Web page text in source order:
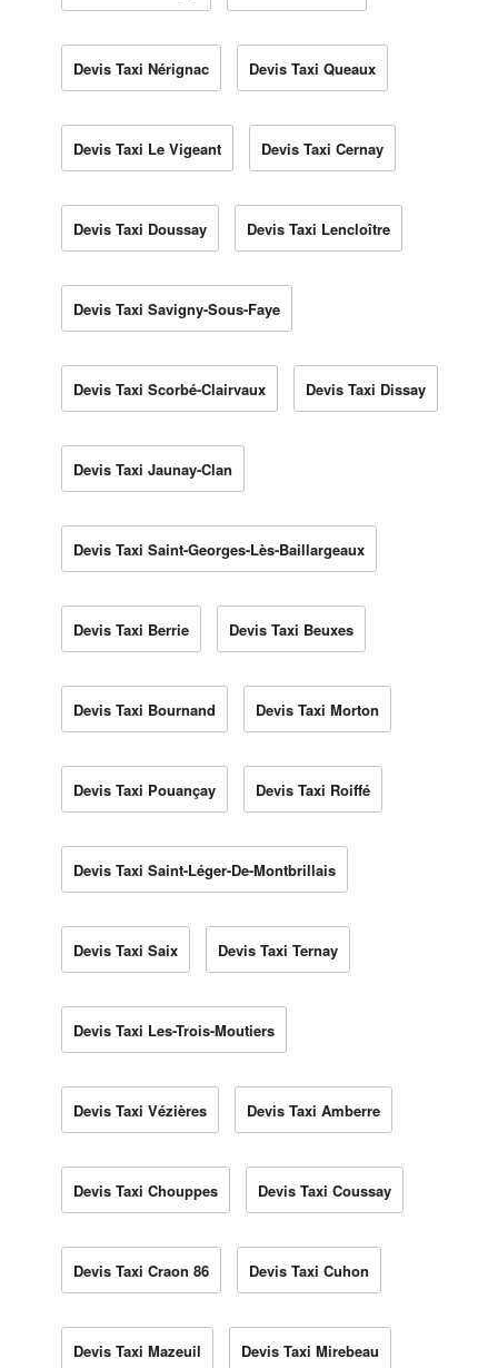
Devis Taxi Nérignac Devis Taxi Queaux
Devis Taxi Le Vigeant Devis Taxi Cernay
Devis Taxi Doussay Devis Taxi Lencloître
Devis Taxi Savigny-Sous-Faye
Devis Taxi Scorbé-Clairvaux Devis Taxi Dissay
Devis Taxi Jaunay-Clan
Devis Taxi Saint-Georges-Lès-Baillargeaux
Devis Taxi Berrie Devis Taxi Beuxes
Devis Taxi Bournand Devis Taxi Morton
Devis Taxi Pouançay Devis Taxi Roiffé
Devis Taxi Saint-Léger-De-Montbrillais
Devis Taxi Saix Devis Taxi Ternay
Devis Taxi Les-Trois-Moutiers
Devis Taxi Vézières Devis Taxi Amberre
Devis Taxi Chouppes Devis Taxi Coussay
Devis Taxi Craon 86 Devis Taxi Cuhon
Devis Taxi Mazeuil Devis Taxi Mirebeau